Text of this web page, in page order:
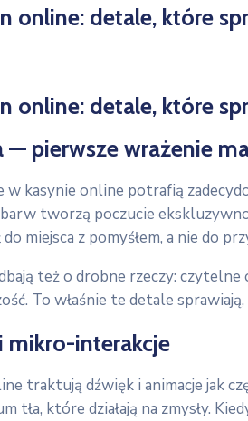
online: detale, które
online: detale, które
pierwsze wrażenie
kasynie online potrafią
tworzą poczucie
miejsca z pomyśłem, a nie do
też o drobne rzeczy:
To właśnie te detale
mikro-interakcje
traktują dźwięk i animacje jak
tła, które działają na zmysły.